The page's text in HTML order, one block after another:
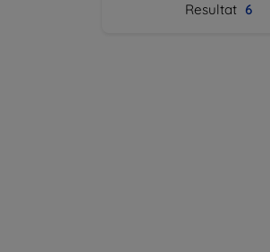
Resultat 6